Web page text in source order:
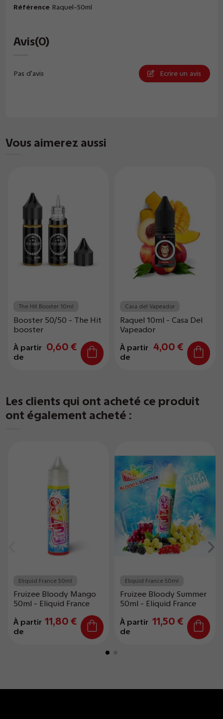
Référence Raquel-50ml
Avis(0)
Pas d'avis Ecrire un avis
Vous aimerez aussi
The Hit Booster 10ml
Booster 50/50 - The Hit
booster
À partir
de
0,60 €
Casa del Vapeador
Raquel 10ml - Casa Del
Vapeador
À partir
de
4,00 €
Les clients qui ont acheté ce produit
ont également acheté :
Eliquid France 50ml
Fruizee Bloody Mango
50ml - Eliquid France
À partir
de
11,80 €
Eliquid France 50ml
Fruizee Bloody Summer
50ml - Eliquid France
À partir
de
11,50 €